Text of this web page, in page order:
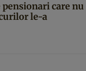
care nu
le-a